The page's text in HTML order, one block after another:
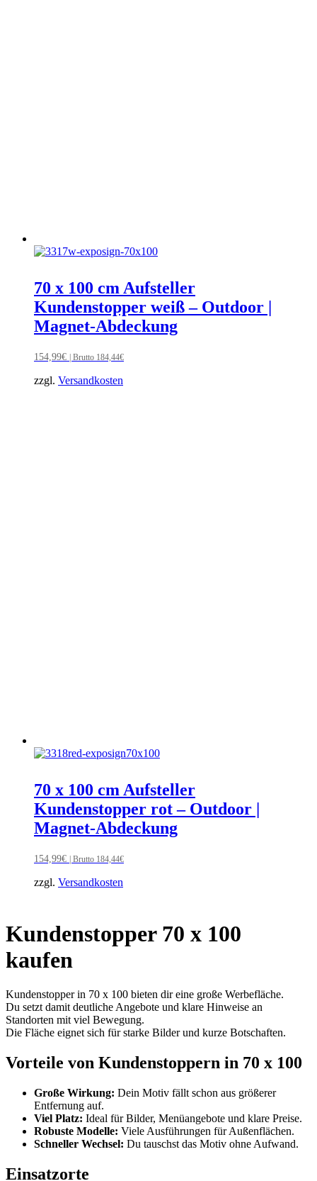
70 x 100 cm Aufsteller
Kundenstopper weiß – Outdoor |
Magnet-Abdeckung
154,99€ | Brutto 184,44€
zzgl. Versandkosten
70 x 100 cm Aufsteller
Kundenstopper rot – Outdoor |
Magnet-Abdeckung
154,99€ | Brutto 184,44€
zzgl. Versandkosten
Kundenstopper 70 x 100
kaufen
Kundenstopper in 70 x 100 bieten dir eine große Werbefläche.
Du setzt damit deutliche Angebote und klare Hinweise an
Standorten mit viel Bewegung.
Die Fläche eignet sich für starke Bilder und kurze Botschaften.
Vorteile von Kundenstoppern in 70 x 100
Große Wirkung: Dein Motiv fällt schon aus größerer
Entfernung auf.
Viel Platz: Ideal für Bilder, Menüangebote und klare Preise.
Robuste Modelle: Viele Ausführungen für Außenflächen.
Schneller Wechsel: Du tauschst das Motiv ohne Aufwand.
Einsatzorte